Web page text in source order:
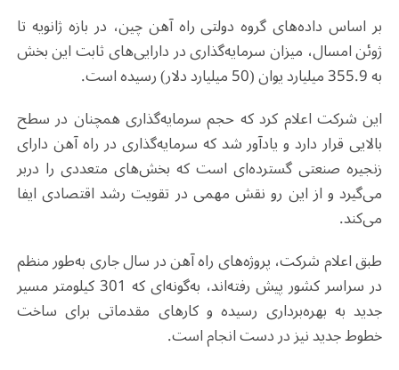
بر اساس داده‌های گروه دولتی راه‌ آهن چین، در بازه ژانویه تا
ژوئن امسال، میزان سرمایه‌گذاری در دارایی‌های ثابت این بخش
به 355.9 میلیارد یوان (50 میلیارد دلار) رسیده است
.
این شرکت اعلام کرد که حجم سرمایه‌گذاری همچنان در سطح
بالایی قرار دارد و یادآور شد که سرمایه‌گذاری در راه‌ آهن دارای
زنجیره صنعتی گسترده‌ای است که بخش‌های متعددی را دربر
می‌گیرد و از این رو نقش مهمی در تقویت رشد اقتصادی ایفا
می‌کند.
طبق اعلام شرکت، پروژه‌های راه ‌آهن در سال جاری به‌طور منظم
در سراسر کشور پیش رفته‌اند، به‌گونه‌ای که 301 کیلومتر مسیر
جدید به بهره‌برداری رسیده و کارهای مقدماتی برای ساخت
خطوط جدید نیز در دست انجام است.